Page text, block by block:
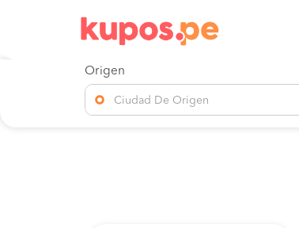
Origen
Ciudad De Origen